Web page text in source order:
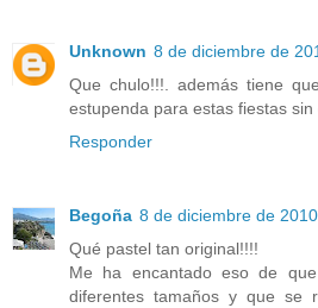
Unknown 8 de diciembre de
Que chulo!!!. además tiene
estupenda para estas fiestas sin
Responder
Begoña 8 de diciembre de
Qué pastel tan original!!!!
Me ha encantado eso de
diferentes tamaños y que se